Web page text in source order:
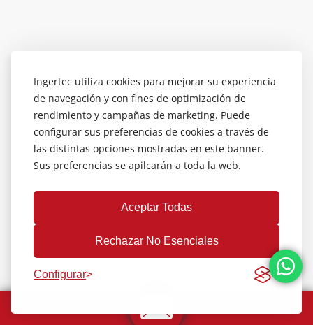
Pide tuPRESUPUESTO
Completa el formulario y te contactaremos lo más
pronto posible
Email*
Ingertec utiliza cookies para mejorar su experiencia
de navegación y con fines de optimización de
rendimiento y campañas de marketing. Puede
configurar sus preferencias de cookies a través de
las distintas opciones mostradas en este banner.
Sus preferencias se apilcarán a toda la web.
Aceptar Todas
Rechazar No Esenciales
Configurar